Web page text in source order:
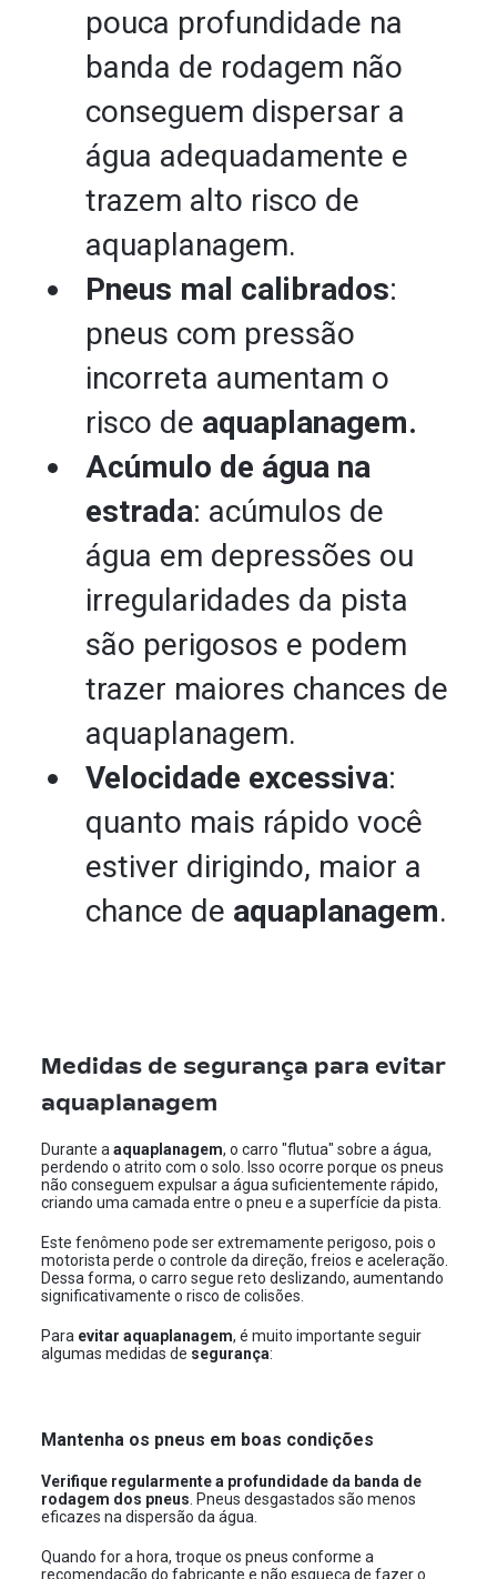
pouca profundidade na
banda de rodagem não
conseguem dispersar a
água adequadamente e
trazem alto risco de
aquaplanagem.
Pneus mal calibrados:
pneus com pressão
incorreta aumentam o
risco de aquaplanagem.
Acúmulo de água na
estrada: acúmulos de
água em depressões ou
irregularidades da pista
são perigosos e podem
trazer maiores chances de
aquaplanagem.
Velocidade excessiva:
quanto mais rápido você
estiver dirigindo, maior a
chance de aquaplanagem.
Medidas de segurança para evitar
aquaplanagem
Durante aaquaplanagem, o carro "flutua" sobre a água,
perdendo o atrito com o solo. Isso ocorre porque os pneus
não conseguem expulsar a água suficientemente rápido,
criando uma camada entre o pneu e a superfície da pista.
Este fenômeno pode ser extremamente perigoso, pois o
motorista perde o controle da direção, freios e aceleração.
Dessa forma, o carro segue reto deslizando, aumentando
significativamente o risco de colisões.
Para evitar aquaplanagem, é muito importante seguir
algumas medidas de segurança:
Mantenha os pneus em boas condições
Verifique regularmente a profundidade da banda de
rodagem dos pneus . Pneus desgastados são menos
eficazes na dispersão da água.
Quando for a hora, troque os pneus conforme a
recomendação do fabricante e não esqueça de fazer o